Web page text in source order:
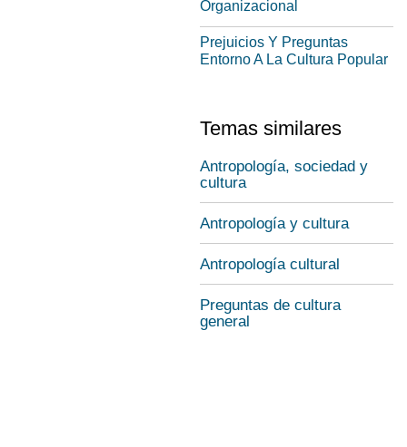
Organizacional
Prejuicios Y Preguntas
Entorno A La Cultura Popular
Temas similares
Antropología, sociedad y
cultura
Antropología y cultura
Antropología cultural
Preguntas de cultura
general